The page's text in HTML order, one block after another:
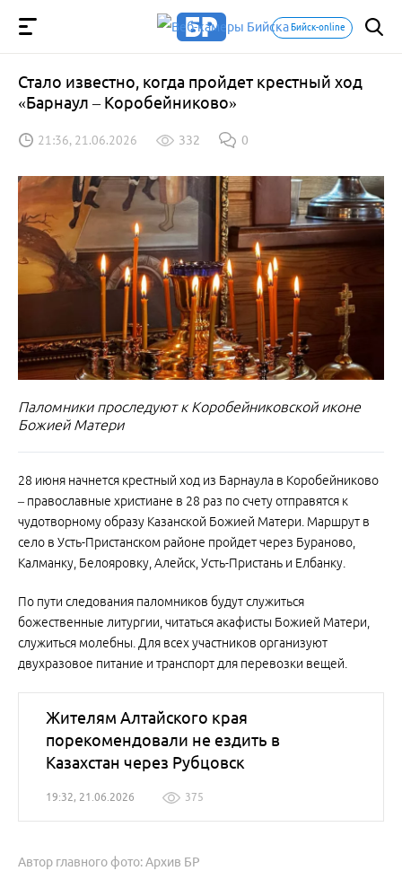
Бийск-online
Стало известно, когда пройдет крестный ход
«Барнаул – Коробейниково»
21:36, 21.06.2026 332 0
Паломники проследуют к Коробейниковской иконе
Божией Матери
28 июня начнется крестный ход из Барнаула в Коробейниково
– православные христиане в 28 раз по счету отправятся к
чудотворному образу Казанской Божией Матери. Маршрут в
село в Усть-Пристанском районе пройдет через Бураново,
Калманку, Белояровку, Алейск, Усть-Пристань и Елбанку.
По пути следования паломников будут служиться
божественные литургии, читаться акафисты Божией Матери,
служиться молебны. Для всех участников организуют
двухразовое питание и транспорт для перевозки вещей.
Жителям Алтайского края
порекомендовали не ездить в
Казахстан через Рубцовск
19:32, 21.06.2026 375
Автор главного фото: Архив БР